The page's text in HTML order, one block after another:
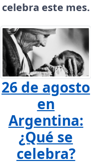
celebra este mes.
26 de agosto
en
Argentina:
¿Qué se
celebra?